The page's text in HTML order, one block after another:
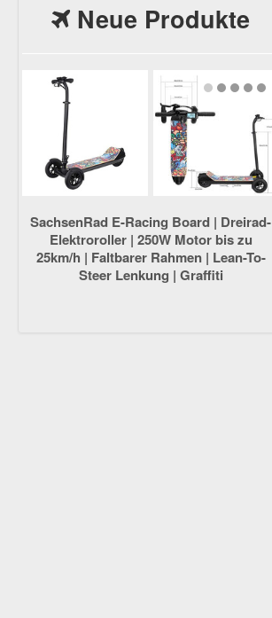
Neue Produkte
SachsenRad E-Racing Board | Dreirad-
Elektroroller | 250W Motor bis zu
25km/h | Faltbarer Rahmen | Lean-To-
Steer Lenkung | Graffiti